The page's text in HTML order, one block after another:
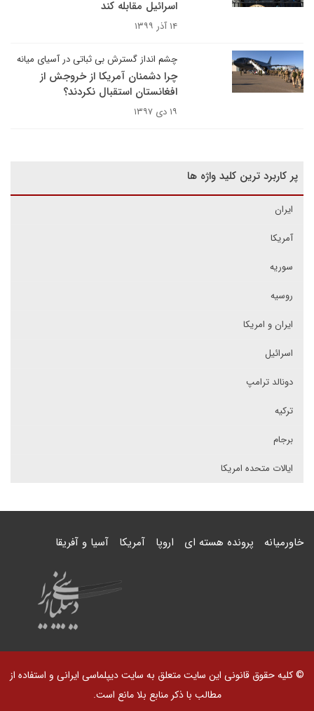
اسرائیل مقابله کند
۱۴ آذر ۱۳۹۹
چشم انداز گسترش بی ثباتی در آسیای میانه
چرا دشمنان آمریکا از خروجش از
افغانستان استقبال نکردند؟
۱۹ دی ۱۳۹۷
پر کاربرد ترین کلید واژه ها
ایران
آمریکا
سوریه
روسیه
ایران و امریکا
اسرائیل
دونالد ترامپ
ترکیه
برجام
ایالات متحده امریکا
خاورمیانه پرونده هسته ای اروپا آمریکا آسیا و آفریقا
© کلیه حقوق قانونی این سایت متعلق به سایت دیپلماسی ایرانی و استفاده از
مطالب با ذکر منابع بلا مانع است.